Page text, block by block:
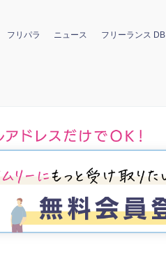
フリパラ ニュース フリーランス DB